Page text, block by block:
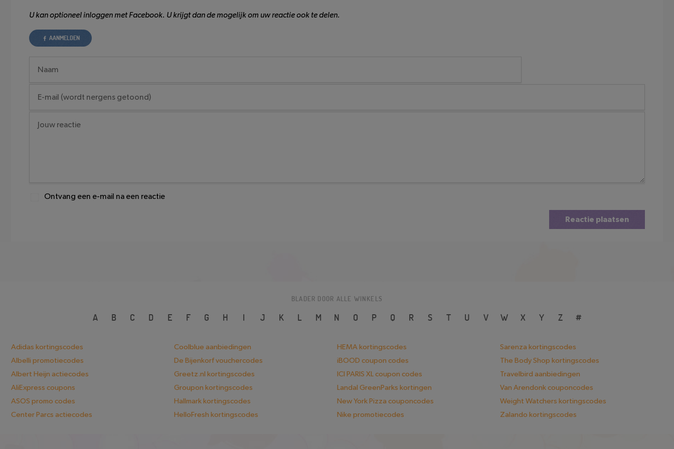
U kan optioneel inloggen met Facebook. U krijgt dan de mogelijk om uw reactie ook te delen.
AANMELDEN
Ontvang een e-mail na een reactie
Reactie plaatsen
BLADER DOOR ALLE WINKELS
A B C D E F G H I J K L M N O P Q R S T U V W X Y Z #
Adidas kortingscodes
Albelli promotiecodes
Albert Heijn actiecodes
AliExpress coupons
ASOS promo codes
Center Parcs actiecodes
Coolblue aanbiedingen
De Bijenkorf vouchercodes
Greetz.nl kortingscodes
Groupon kortingscodes
Hallmark kortingscodes
HelloFresh kortingscodes
HEMA kortingscodes
iBOOD coupon codes
ICI PARIS XL coupon codes
Landal GreenParks kortingen
New York Pizza couponcodes
Nike promotiecodes
Sarenza kortingscodes
The Body Shop kortingscodes
Travelbird aanbiedingen
Van Arendonk couponcodes
Weight Watchers kortingscodes
Zalando kortingscodes